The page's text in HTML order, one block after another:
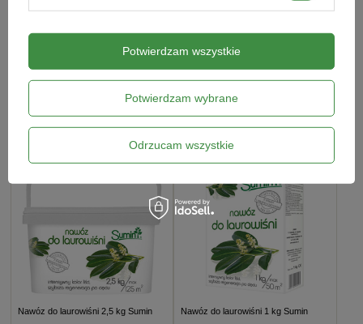
DODAJ DO KOSZYKA
42,48 zł
Nawóz do laurowiśni 2,5 kg Sumin Nawóz do laurowiśni 1 kg Sumin
Potwierdzam wybrane
Odrzucam wszystkie
Potwierdzam wszystkie